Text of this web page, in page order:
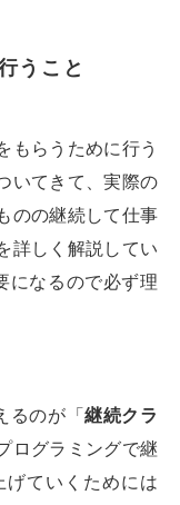
うこと
もらうために行う
いてきて、実際の
のの継続して仕事
詳しく解説してい
になるので必ず理
るのが「継続クラ
ログラミングで継
ていくためには